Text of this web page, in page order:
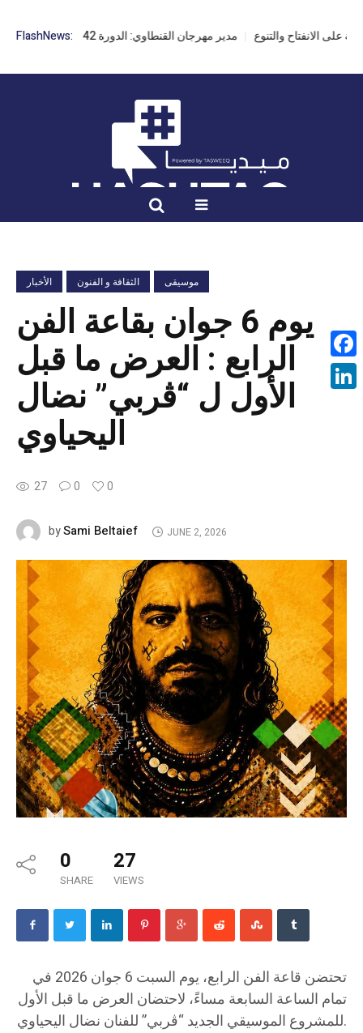
FlashNews:مدير مهرجان القنطاوي: الدورة 42 مهددة بسبب تأخر التراخيص
الأخبار الثقافة و الفنون موسيقى
يوم 6 جوان بقاعة الفن
الرابع : العرض ما قبل
الأول ل “ڤربي” نضال
اليحياوي
27 0 0
bySami Beltaief JUNE 2, 2026
0
SHARE
27
VIEWS
تحتضن قاعة الفن الرابع، يوم السبت 6 جوان 2026 في
تمام الساعة السابعة مساءً، لاحتضان العرض ما قبل الأول
للمشروع الموسيقي الجديد “ڤربي” للفنان نضال اليحياوي.